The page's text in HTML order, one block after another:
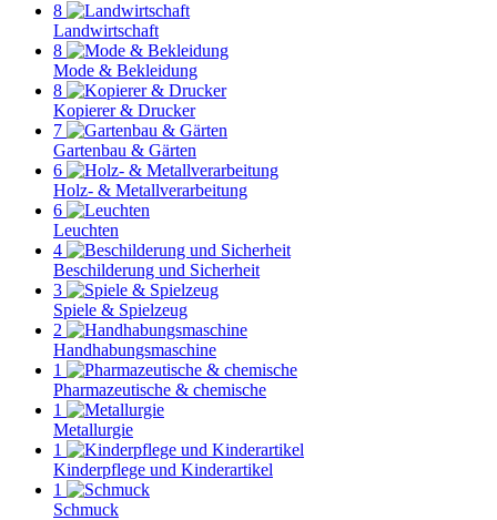
8
Landwirtschaft
8
Mode & Bekleidung
8
Kopierer & Drucker
7
Gartenbau & Gärten
6
Holz- & Metallverarbeitung
6
Leuchten
4
Beschilderung und Sicherheit
3
Spiele & Spielzeug
2
Handhabungsmaschine
1
Pharmazeutische & chemische
1
Metallurgie
1
Kinderpflege und Kinderartikel
1
Schmuck